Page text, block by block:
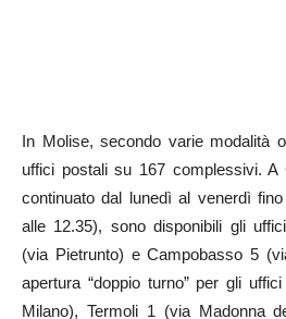
In Molise, secondo varie modalità
uffici postali su 167 complessivi. A
continuato dal lunedì al venerdì
alle 12.35), sono disponibili gli
(via Pietrunto) e Campobasso 5
apertura “doppio turno” per gli
Milano), Termoli 1 (via Madonna